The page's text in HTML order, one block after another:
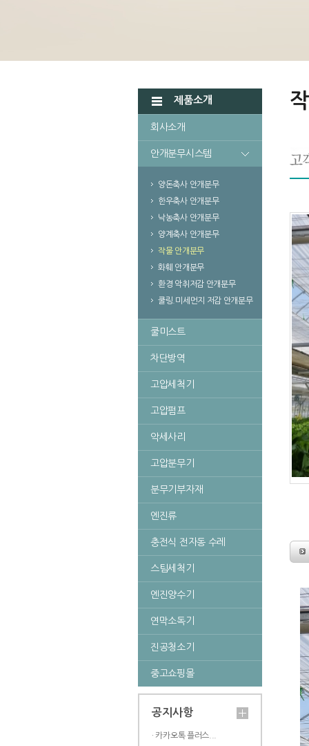
제품소개
회사소개
안개분무시스템
양돈축사 안개분무
한우축사 안개분무
낙농축사 안개분무
양계축사 안개분무
작물 안개분무
화훼 안개분무
환경 악취저감 안개분무
쿨링.미세먼지 저감 안개분무
쿨미스트
차단방역
고압세척기
고압펌프
악세사리
고압분무기
분무기부자재
엔진류
충전식 전자동 수레
스팀세척기
엔진양수기
연막소독기
진공청소기
중고쇼핑몰
공지사항
· 카카오톡 플러스...